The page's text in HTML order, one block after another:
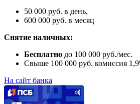
50 000 руб. в день,
600 000 руб. в месяц
Снятие наличных:
Бесплатно до 100 000 руб./мес.
Свыше 100 000 руб. комиссия
На сайт банка